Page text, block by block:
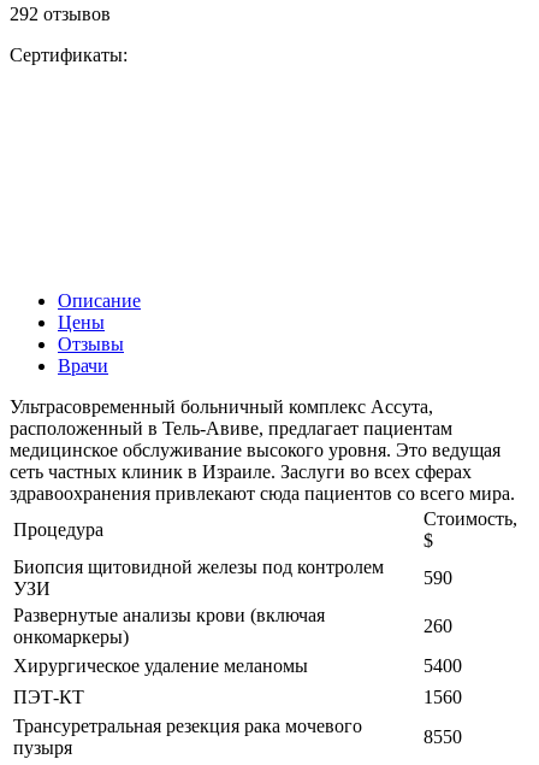
292 отзывов
Сертификаты:
Описание
Цены
Отзывы
Врачи
Ультрасовременный больничный комплекс Ассута,
расположенный в Тель-Авиве, предлагает пациентам
медицинское обслуживание высокого уровня. Это ведущая
сеть частных клиник в Израиле. Заслуги во всех сферах
здравоохранения привлекают сюда пациентов со всего мира.
Процедура
Стоимость,
$
Биопсия щитовидной железы под контролем
УЗИ
590
Развернутые анализы крови (включая
онкомаркеры)
260
Хирургическое удаление меланомы
5400
ПЭТ-КТ
1560
Трансуретральная резекция рака мочевого
пузыря
8550